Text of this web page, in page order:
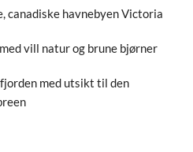
canadiske havnebyen Victoria
vill natur og brune bjørner
med utsikt til den